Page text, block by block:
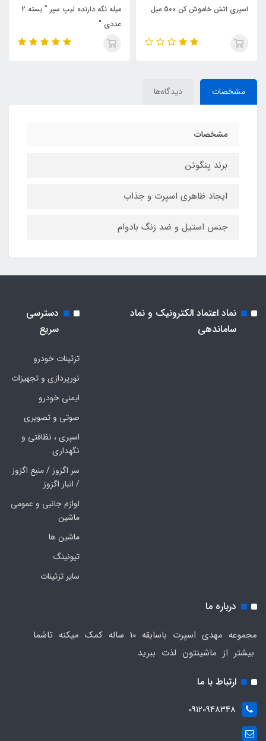
نظم دهنده چسبی صندوق عقب
خودرو" بسته 2 عددی "
مشخصات دیدگاه‌ها
مشخصات
برند پنگوئن
ایجاد ظاهری اسپرت و جذاب
جنس استیل و ضد زنگ بادوام
نماد اعتماد الکترونیک و نماد
ساماندهی
دسترسی
سریع
تزئینات خودرو
نورپردازی و تجهیزات
ایمنی خودرو
صوتی و تصویری
اسپری ، نظافتی و
نگهداری
سر اگزوز / منبع اگزوز
/ انبار اگزوز
لوازم جانبی و عمومی
ماشین
ماشین ها
تیونینگ
سایر تزئینات
درباره ما
مجموعه مهدی اسپرت باسابقه 10 ساله کمک میکنه تاشما
بیشتر از ماشینتون لذت ببرید
ارتباط با ما
09120948348